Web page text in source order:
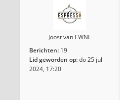
Joost van EWNL
Berichten: 19
Lid geworden op:do 25 jul
2024, 17:20